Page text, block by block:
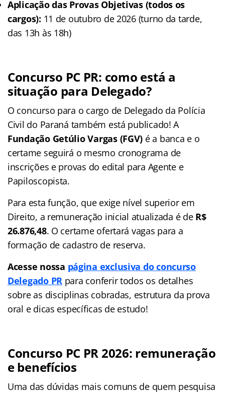
Aplicação das Provas Objetivas (todos os
cargos): 11 de outubro de 2026 (turno da tarde,
das 13h às 18h)
Concurso PC PR: como está a
situação para Delegado?
O concurso para o cargo de Delegado da Polícia
Civil do Paraná também está publicado! A
Fundação Getúlio Vargas (FGV) é a banca e o
certame seguirá o mesmo cronograma de
inscrições e provas do edital para Agente e
Papiloscopista.
Para esta função, que exige nível superior em
Direito, a remuneração inicial atualizada é de R$
26.876,48. O certame ofertará vagas para a
formação de cadastro de reserva.
Acesse nossa página exclusiva do concurso
Delegado PR para conferir todos os detalhes
sobre as disciplinas cobradas, estrutura da prova
oral e dicas específicas de estudo!
Concurso PC PR 2026: remuneração
e benefícios
Uma das dúvidas mais comuns de quem pesquisa